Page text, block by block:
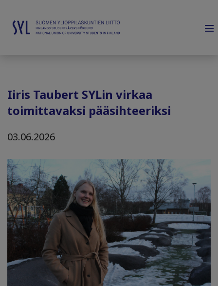
Iiris Taubert SYLin virkaa
toimittavaksi pääsihteeriksi
03.06.2026